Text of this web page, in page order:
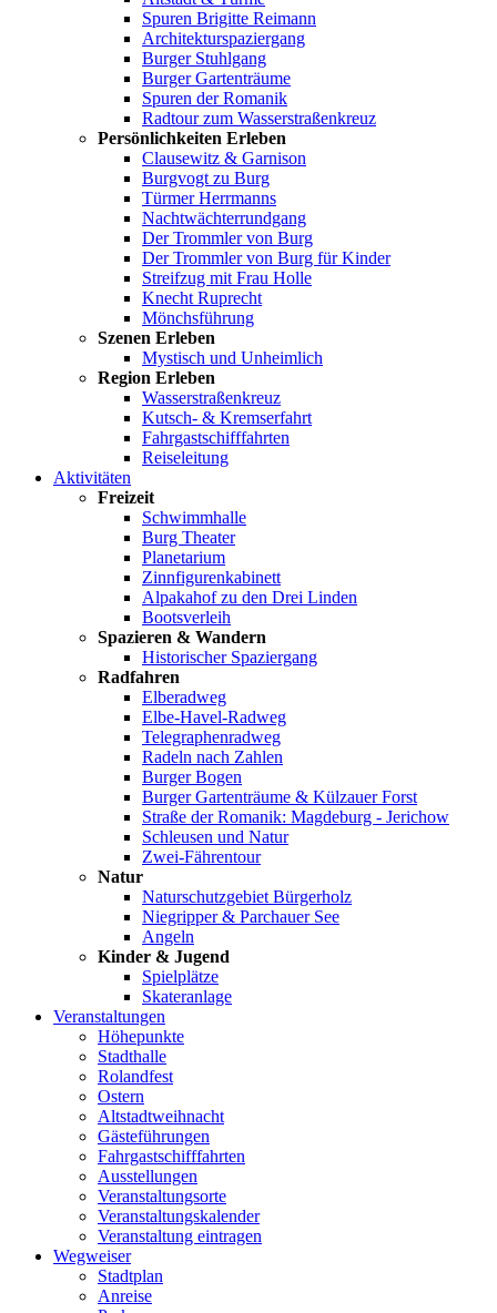
Spuren Brigitte Reimann
Architekturspaziergang
Burger Stuhlgang
Burger Gartenträume
Spuren der Romanik
Radtour zum Wasserstraßenkreuz
Persönlichkeiten Erleben
Clausewitz & Garnison
Burgvogt zu Burg
Türmer Herrmanns
Nachtwächterrundgang
Der Trommler von Burg
Der Trommler von Burg für Kinder
Streifzug mit Frau Holle
Knecht Ruprecht
Mönchsführung
Szenen Erleben
Mystisch und Unheimlich
Region Erleben
Wasserstraßenkreuz
Kutsch- & Kremserfahrt
Fahrgastschifffahrten
Reiseleitung
Aktivitäten
Freizeit
Schwimmhalle
Burg Theater
Planetarium
Zinnfigurenkabinett
Alpakahof zu den Drei Linden
Bootsverleih
Spazieren & Wandern
Historischer Spaziergang
Radfahren
Elberadweg
Elbe-Havel-Radweg
Telegraphenradweg
Radeln nach Zahlen
Burger Bogen
Burger Gartenträume & Külzauer Forst
Straße der Romanik: Magdeburg - Jerichow
Schleusen und Natur
Zwei-Fährentour
Natur
Naturschutzgebiet Bürgerholz
Niegripper & Parchauer See
Angeln
Kinder & Jugend
Spielplätze
Skateranlage
Veranstaltungen
Höhepunkte
Stadthalle
Rolandfest
Ostern
Altstadtweihnacht
Gästeführungen
Fahrgastschifffahrten
Ausstellungen
Veranstaltungsorte
Veranstaltungskalender
Veranstaltung eintragen
Wegweiser
Stadtplan
Anreise